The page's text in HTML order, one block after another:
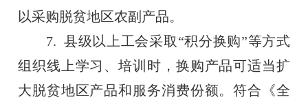
以采购脱贫地区农副产品。
7. 县级以上工会采取“积分换购”等方式
组织线上学习、培训时，换购产品可适当扩
大脱贫地区产品和服务消费份额。符合《全